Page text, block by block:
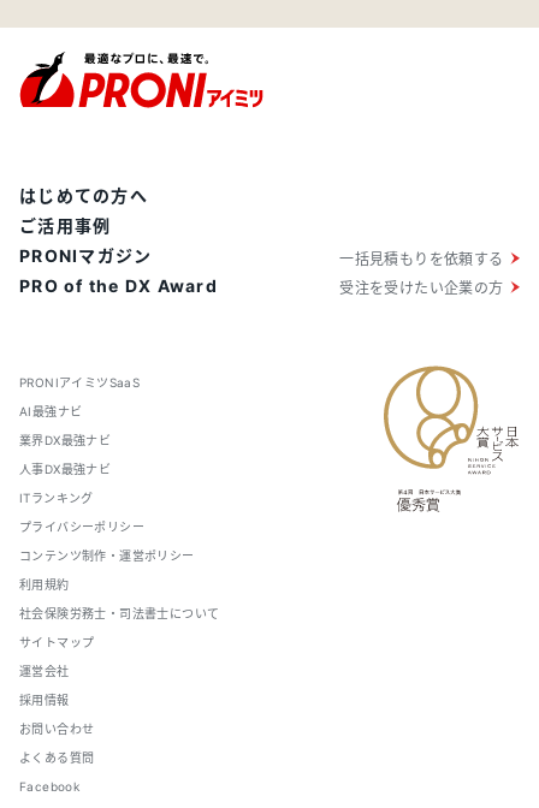
PRONIアイミツSaaS
AI最強ナビ
業界DX最強ナビ
人事DX最強ナビ
ITランキング
プライバシーポリシー
コンテンツ制作・運営ポリシー
利用規約
社会保険労務士・司法書士について
サイトマップ
運営会社
採用情報
お問い合わせ
よくある質問
Facebook
はじめての方へ
ご活用事例
PRONIマガジン
PRO of the DX Award
一括見積もりを依頼する
受注を受けたい企業の方